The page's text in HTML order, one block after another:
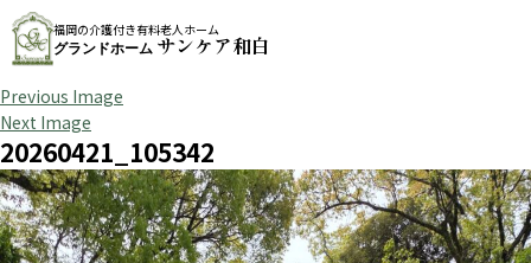
福岡の介護付き有料老人ホーム
グランドホーム サンケア和白
Previous Image
Next Image
20260421_105342